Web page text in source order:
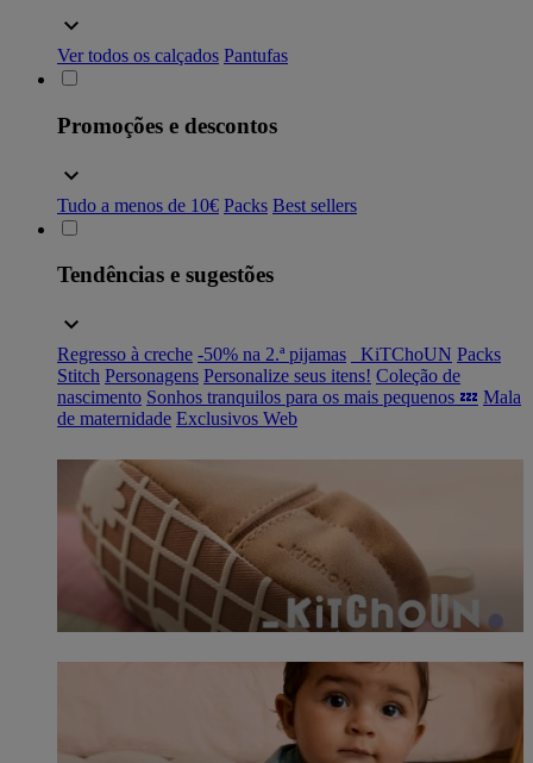
Ver todos os calçados Pantufas
Promoções e descontos
Tudo a menos de 10€ Packs Best sellers
Tendências e sugestões
Regresso à creche -50% na 2.ª pijamas _KiTChoUN Packs
Stitch Personagens Personalize seus itens! Coleção de
nascimento Sonhos tranquilos para os mais pequenos 💤 Mala
de maternidade Exclusivos Web